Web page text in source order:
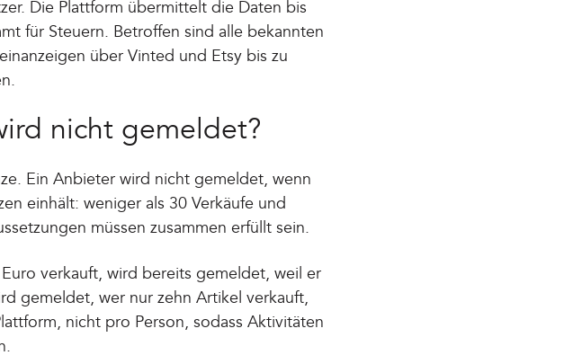
Die Plattform übermittelt die Daten bis
für Steuern. Betroffen sind alle bekannten
über Vinted und Etsy bis zu
nicht gemeldet?
Ein Anbieter wird nicht gemeldet, wenn
einhält: weniger als 30 Verkäufe und
müssen zusammen erfüllt sein.
verkauft, wird bereits gemeldet, weil er
gemeldet, wer nur zehn Artikel verkauft,
nicht pro Person, sodass Aktivitäten